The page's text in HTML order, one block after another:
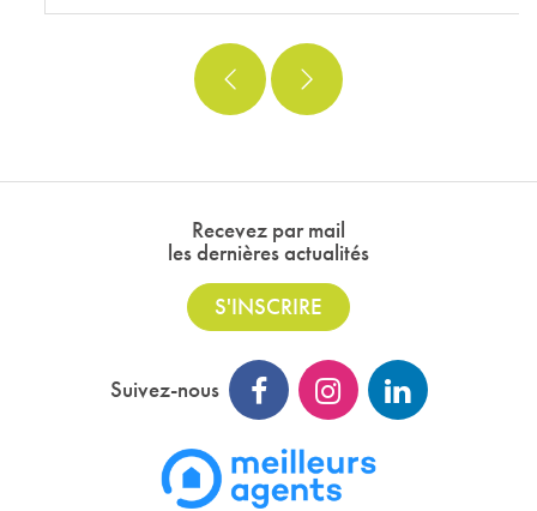
Recevez par mail
les dernières actualités
S'INSCRIRE
Suivez-nous